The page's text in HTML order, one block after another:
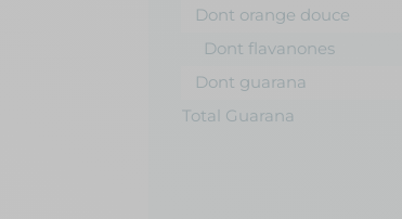
Dont orange douce
Dont flavanones
Dont guarana
Total Guarana